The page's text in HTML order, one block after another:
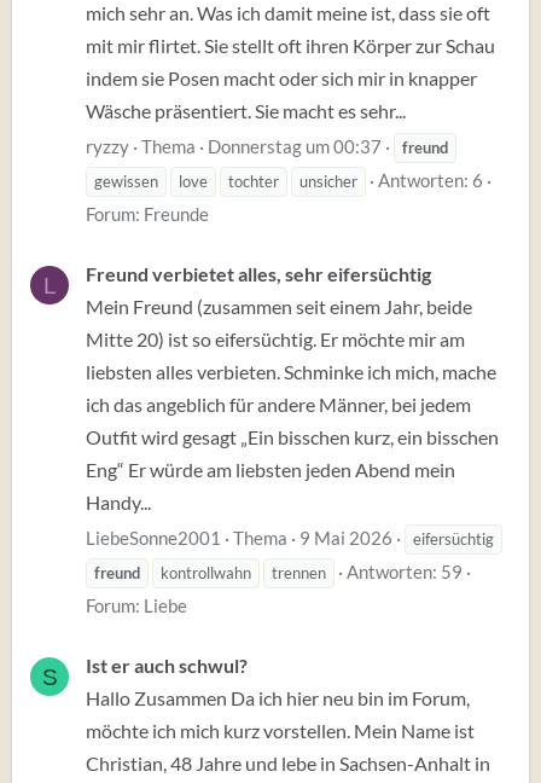
mich sehr an. Was ich damit meine ist, dass sie oft
mit mir flirtet. Sie stellt oft ihren Körper zur Schau
indem sie Posen macht oder sich mir in knapper
Wäsche präsentiert. Sie macht es sehr...
ryzzy Thema Donnerstag um 00:37
freund
gewissen
love tochter unsicher
Antworten: 6
Forum: Freunde
L
Freund verbietet alles, sehr eifersüchtig
Mein Freund (zusammen seit einem Jahr, beide
Mitte 20) ist so eifersüchtig. Er möchte mir am
liebsten alles verbieten. Schminke ich mich, mache
ich das angeblich für andere Männer, bei jedem
Outfit wird gesagt „Ein bisschen kurz, ein bisschen
Eng“ Er würde am liebsten jeden Abend mein
Handy...
LiebeSonne2001 Thema 9 Mai 2026
eifersüchtig
freund
kontrollwahn trennen
Antworten: 59
Forum: Liebe
S
Ist er auch schwul?
Hallo Zusammen Da ich hier neu bin im Forum,
möchte ich mich kurz vorstellen. Mein Name ist
Christian, 48 Jahre und lebe in Sachsen-Anhalt in